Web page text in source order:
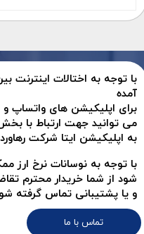
تماس با ما
با توجه به اختالات اینترنت
آمده
برای اپلیکیشن های واتساپ و
می توانید جهت ارتباط با
به اپلیکیشن ایتا شرکت رهاورد
با توجه به نوسانات نرخ ارز
شود از شما خریدار محترم
و یا پشتیبانی تماس گرفته